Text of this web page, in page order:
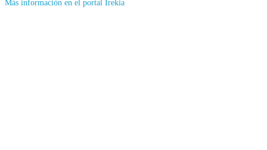
Más información en el portal Irekia